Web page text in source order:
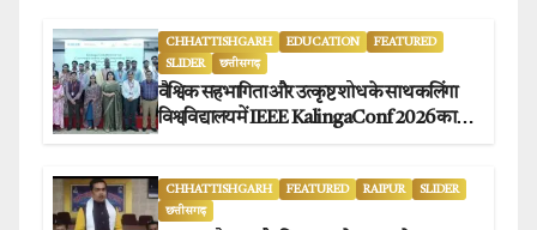
CHHATTISHGARH EDUCATION
FEATURED
SLIDER
छत्तीसगढ़
वैश्विक सहभागिता और उत्कृष्ट शोध के साथ कलिंगा
विश्वविद्यालय में IEEE KalingaConf 2026 का
CHHATTISHGARH FEATURED RAIPUR
SLIDER
छत्तीसगढ़